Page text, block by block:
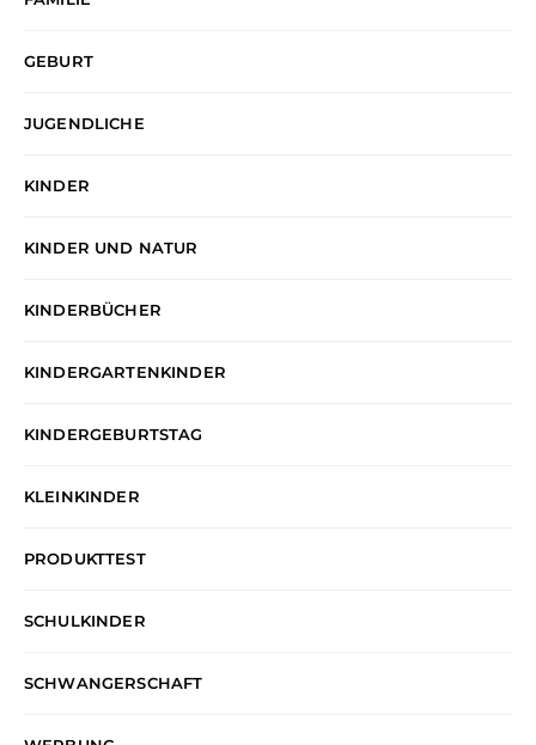
GEBURT
JUGENDLICHE
KINDER
KINDER UND NATUR
KINDERBÜCHER
KINDERGARTENKINDER
KINDERGEBURTSTAG
KLEINKINDER
PRODUKTTEST
SCHULKINDER
SCHWANGERSCHAFT